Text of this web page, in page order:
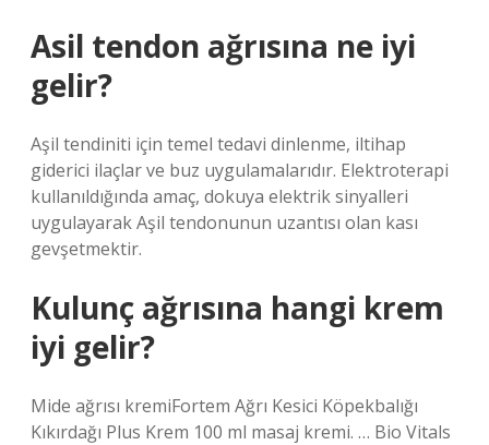
Asil tendon ağrısına ne iyi
gelir?
Aşil tendiniti için temel tedavi dinlenme, iltihap
giderici ilaçlar ve buz uygulamalarıdır. Elektroterapi
kullanıldığında amaç, dokuya elektrik sinyalleri
uygulayarak Aşil tendonunun uzantısı olan kası
gevşetmektir.
Kulunç ağrısına hangi krem
iyi gelir?
Mide ağrısı kremiFortem Ağrı Kesici Köpekbalığı
Kıkırdağı Plus Krem 100 ml masaj kremi. … Bio Vitals